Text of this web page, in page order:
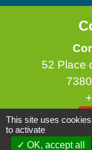
52 Place
This site uses
to activate
OK, accept all